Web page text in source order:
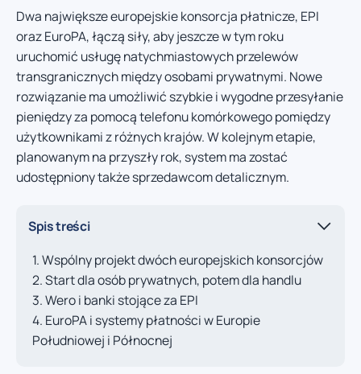
Dwa największe europejskie konsorcja płatnicze, EPI
oraz EuroPA, łączą siły, aby jeszcze w tym roku
uruchomić usługę natychmiastowych przelewów
transgranicznych między osobami prywatnymi. Nowe
rozwiązanie ma umożliwić szybkie i wygodne przesyłanie
pieniędzy za pomocą telefonu komórkowego pomiędzy
użytkownikami z różnych krajów. W kolejnym etapie,
planowanym na przyszły rok, system ma zostać
udostępniony także sprzedawcom detalicznym.
Spis treści
Wspólny projekt dwóch europejskich konsorcjów
Start dla osób prywatnych, potem dla handlu
Wero i banki stojące za EPI
EuroPA i systemy płatności w Europie
Południowej i Północnej